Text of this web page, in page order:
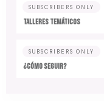
SUBSCRIBERS ONLY
TALLERES TEMÁTICOS
SUBSCRIBERS ONLY
¿CÓMO SEGUIR?